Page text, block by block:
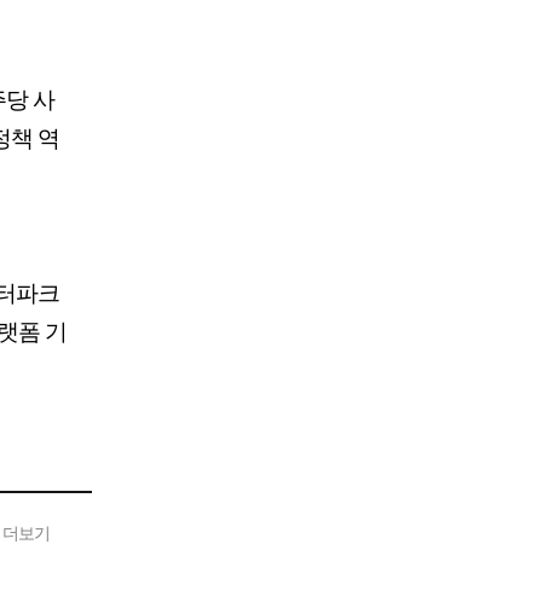
사
책 역
파크
폼 기
보기